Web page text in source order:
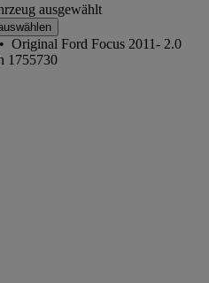
ausgewählt
• Original Ford Focus 2011- 2.0
1755730